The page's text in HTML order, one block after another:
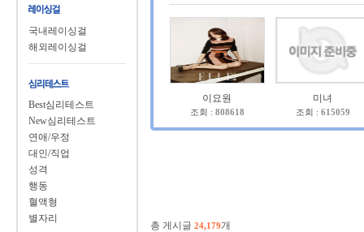
국내레이싱걸
해외레이싱걸
Best심리테스트
New심리테스트
연애/우정
대인/직업
성격
행동
혈액형
별자리
이요원
조회 : 808618
미녀
조회 : 615059
총 게시글 24,179개